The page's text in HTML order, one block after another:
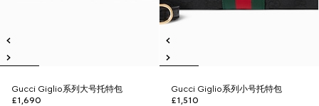
Gucci Giglio系列大号托特包
£1,690
Gucci Giglio系列小号托特包
£1,510